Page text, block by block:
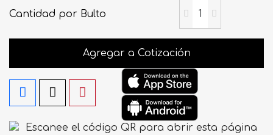
Cantidad por Bulto
Agregar a Cotización